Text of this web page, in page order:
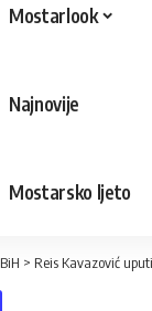
Mostarlook
Najnovije
Mostarsko ljeto
BiH > Reis Kavazović uputio čestitku